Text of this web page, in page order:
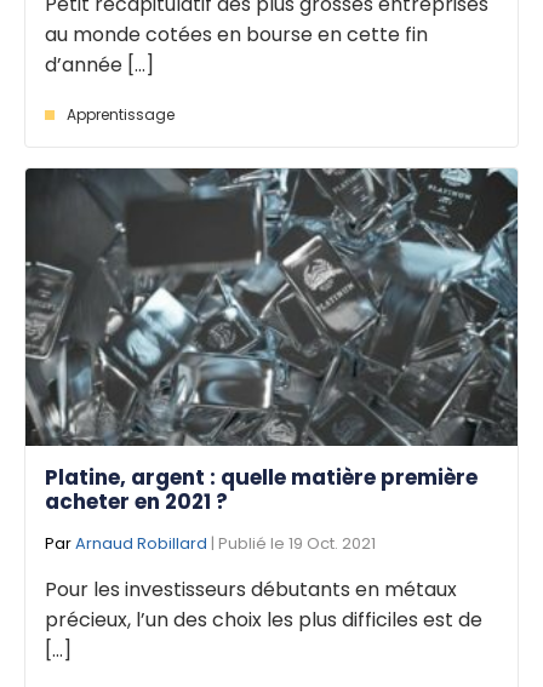
au monde cotées en bourse en cette fin
d’année [...]
Apprentissage
Platine, argent : quelle matière première
acheter en 2021 ?
ParArnaud Robillard | Publié le 19 Oct. 2021
Pour les investisseurs débutants en métaux
précieux, l’un des choix les plus difficiles est de
[...]